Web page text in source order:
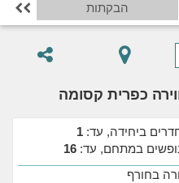
הבקתות 
כפרית קסומה
ביחידה, עד: 1
במתחם, עד: 16
בחורף